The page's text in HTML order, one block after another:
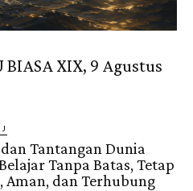
BIASA XIX, 9 Agustus
Tantangan Dunia
Tanpa Batas, Tetap
Aman, dan Terhubung